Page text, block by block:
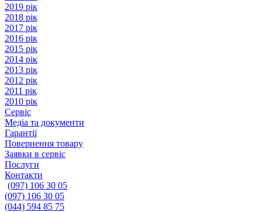
2019 рік
2018 рік
2017 рік
2016 рік
2015 рік
2014 рік
2013 рік
2012 рік
2011 рік
2010 рік
Сервіс
Медіа та документи
Гарантії
Повернення товару
Заявки в сервіс
Послуги
Контакти
(097) 106 30 05
(097) 106 30 05
(044) 594 85 75